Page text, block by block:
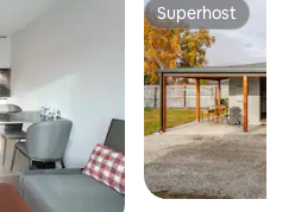
Superhost
Superhost